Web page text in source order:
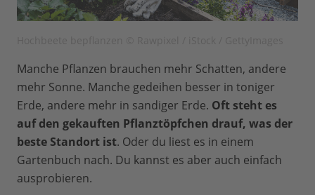
Manche Pflanzen brauchen mehr Schatten, andere
mehr Sonne. Manche gedeihen besser in toniger
Erde, andere mehr in sandiger Erde. Oft steht es
auf den gekauften Pflanztöpfchen drauf, was der
beste Standort ist. Oder du liest es in einem
Gartenbuch nach. Du kannst es aber auch einfach
ausprobieren.